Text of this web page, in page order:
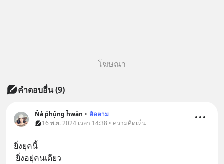
โฆษณา
คำตอบอื่น(9)
N̂ả p̄hụ̂ng h̄wān • ติดตาม
16 พ.ย. 2024 เวลา 14:38 • ความคิดเห็น
ยิ่งยุคนี้
ยิ่งอยุ่คนเดียว